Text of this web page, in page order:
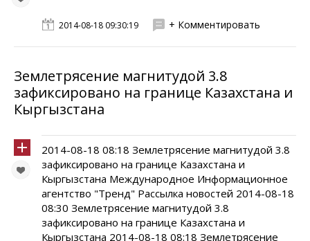
2014-08-18 09:30:19 + Комментировать
Землетрясение магнитудой 3.8
зафиксировано на границе Казахстана и
Кыргызстана
2014-08-18 08:18 Землетрясение магнитудой 3.8
зафиксировано на границе Казахстана и
Кыргызстана Международное Информационное
агентство "Тренд" Рассылка новостей 2014-08-18
08:30 Землетрясение магнитудой 3.8
зафиксировано на границе Казахстана и
Кыргызстана 2014-08-18 08:18 Землетрясение